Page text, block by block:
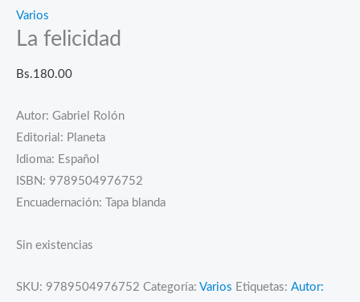
Varios
La felicidad
Bs.180.00
Autor: Gabriel Rolón
Editorial: Planeta
Idioma: Español
ISBN: 9789504976752
Encuadernación: Tapa blanda
Sin existencias
SKU: 9789504976752 Categoría: Varios Etiquetas: Autor: